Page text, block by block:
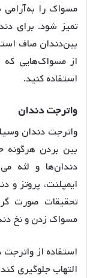
مسواک را
تمیز شود. برای
بین‌دندان صاف
استفاده کنید.
واترجتدندان
واترجت دندان
بین بردن هرگونه
دندان‌ها و لثه
ایمپلنت، پروتز و
تحقیقات صورت
مسواک زدن و نخ
استفاده از
التهاب جلوگیری